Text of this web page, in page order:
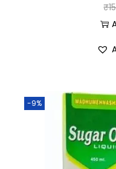
₹
-9%